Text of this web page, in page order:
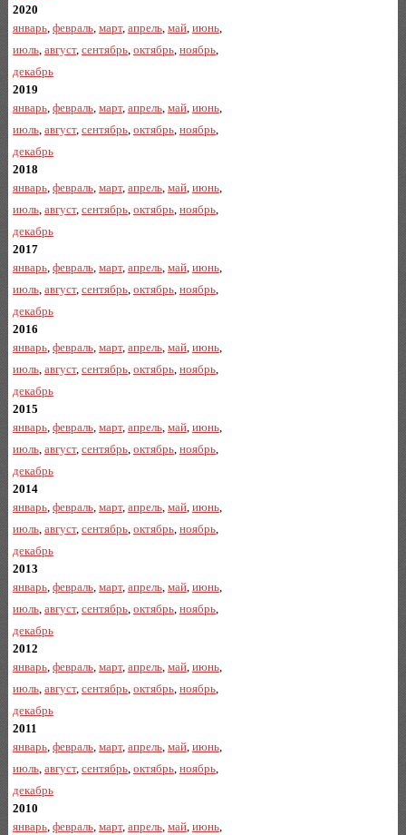
2020
январь, февраль, март, апрель, май, июнь,
июль, август, сентябрь, октябрь, ноябрь,
декабрь
2019
январь, февраль, март, апрель, май, июнь,
июль, август, сентябрь, октябрь, ноябрь,
декабрь
2018
январь, февраль, март, апрель, май, июнь,
июль, август, сентябрь, октябрь, ноябрь,
декабрь
2017
январь, февраль, март, апрель, май, июнь,
июль, август, сентябрь, октябрь, ноябрь,
декабрь
2016
январь, февраль, март, апрель, май, июнь,
июль, август, сентябрь, октябрь, ноябрь,
декабрь
2015
январь, февраль, март, апрель, май, июнь,
июль, август, сентябрь, октябрь, ноябрь,
декабрь
2014
январь, февраль, март, апрель, май, июнь,
июль, август, сентябрь, октябрь, ноябрь,
декабрь
2013
январь, февраль, март, апрель, май, июнь,
июль, август, сентябрь, октябрь, ноябрь,
декабрь
2012
январь, февраль, март, апрель, май, июнь,
июль, август, сентябрь, октябрь, ноябрь,
декабрь
2011
январь, февраль, март, апрель, май, июнь,
июль, август, сентябрь, октябрь, ноябрь,
декабрь
2010
январь, февраль, март, апрель, май, июнь,